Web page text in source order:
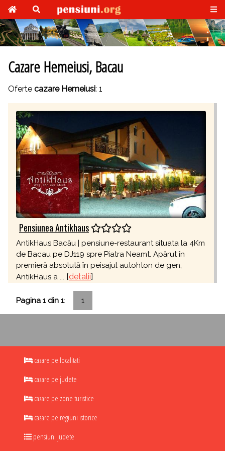
Cazare Hemeiusi, Bacau
Oferte cazare Hemeiusi: 1
Pensiunea Antikhaus
AntikHaus Bacău | pensiune-restaurant situata la 4Km
de Bacau pe DJ119 spre Piatra Neamt. Apărut în
premieră absolută în peisajul autohton de gen,
AntikHaus a ... [detalii]
Pagina 1 din 1: 1
cazare pe localitati
cazare pe judete
cazare pe zone turistice
cazare pe regiuni istorice
pensiuni judete